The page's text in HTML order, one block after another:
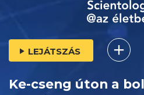
LEJÁTSZÁS
Ke-cseng úton a